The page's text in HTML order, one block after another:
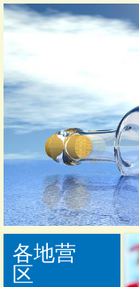
各地营
区